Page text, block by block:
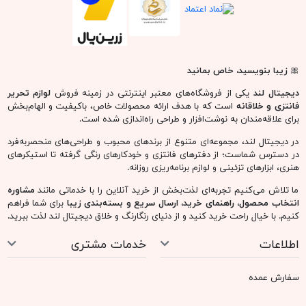
🎀زیبا بنویسید، خاص بمانید
دیجیتال لند یکی از فروشگاه‌های معتبر اینترنتی در زمینه فروش لوازم تحریر
فانتزی و خلاقانه است که با هدف ارائه محصولات خاص، باکیفیت و الهام‌بخش
برای علاقه‌مندان به نوشت‌افزار و طراحی راه‌اندازی شده است.
در دیجیتال لند، مجموعه‌ای متنوع از برندهای محبوب و طراحی‌های منحصربه‌فرد
در دسترس شماست؛ از دفترهای فانتزی و خودکارهای رنگی گرفته تا استیکرهای
هنری، ابزارهای تزئینی و لوازم برنامه‌ریزی روزانه.
ما تلاش می‌کنیم تجربه‌ای لذت‌بخش از خرید آنلاین را با خدماتی مانندمشاوره
انتخاب محصول، راهنمای خرید، ارسال سریع و بسته‌بندی زیبا برای شما فراهم
کنیم. با خیال راحت خرید کنید و از دنیای رنگارنگ و خلاق دیجیتال لند لذت ببرید.
اطلاعات خدمات مشتری
سفارش عمده